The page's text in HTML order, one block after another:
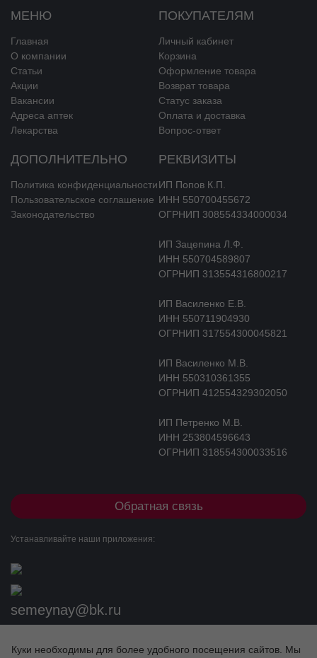
МЕНЮ
Главная
О компании
Статьи
Акции
Вакансии
Адреса аптек
Лекарства
ПОКУПАТЕЛЯМ
Личный кабинет
Корзина
Оформление товара
Возврат товара
Статус заказа
Оплата и доставка
Вопрос-ответ
ДОПОЛНИТЕЛЬНО
Политика конфиденциальности
Пользовательское соглашение
Законодательство
РЕКВИЗИТЫ
ИП Попов К.П.
ИНН 550700455672
ОГРНИП 308554334000034
ИП Зацепина Л.Ф.
ИНН 550704589807
ОГРНИП 313554316800217
ИП Василенко Е.В.
ИНН 550711904930
ОГРНИП 317554300045821
ИП Василенко М.В.
ИНН 550310361355
ОГРНИП 412554329302050
ИП Петренко М.В.
ИНН 253804596643
ОГРНИП 318554300033516
Обратная связь
Устанавливайте наши приложения:
semeynay@bk.ru
Разработка сайта
Куки необходимы для более удобного посещения сайтов. Мы